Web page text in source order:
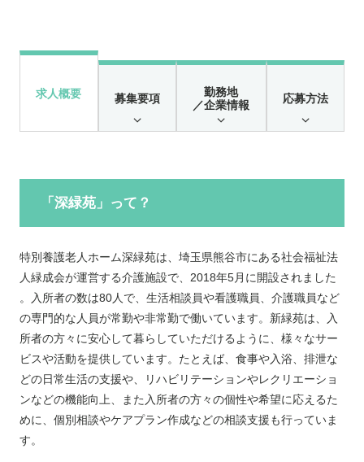
求人概要 募集要項
勤務地
／企業情報
応募方法
「深緑苑」って？
特別養護老人ホーム深緑苑は、埼玉県熊谷市にある社会福祉法
人緑成会が運営する介護施設で、2018年5月に開設されました
。入所者の数は80人で、生活相談員や看護職員、介護職員など
の専門的な人員が常勤や非常勤で働いています。新緑苑は、入
所者の方々に安心して暮らしていただけるように、様々なサー
ビスや活動を提供しています。たとえば、食事や入浴、排泄な
どの日常生活の支援や、リハビリテーションやレクリエーショ
ンなどの機能向上、また入所者の方々の個性や希望に応えるた
めに、個別相談やケアプラン作成などの相談支援も行っていま
す。